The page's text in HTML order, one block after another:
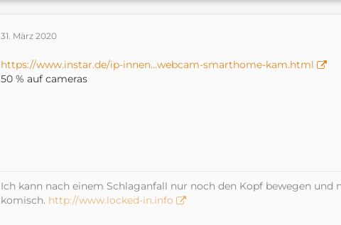
31. März 2020
https://www.instar.de/ip-innen…webcam-smarthome-kam.html
50 % auf cameras
Ich kann nach einem Schlaganfall nur noch den Kopf bewegen und
komisch. http://www.locked-in.info